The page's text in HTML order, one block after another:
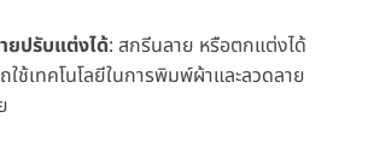
ยปรับแต่งได้: สกรีนลาย หรือตกแต่งได้
ใช้เทคโนโลยีในการพิมพ์ผ้าและลวดลาย